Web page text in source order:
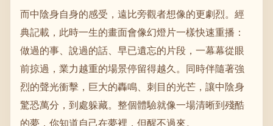
而中陰身自身的感受，遠比旁觀者想像的更劇烈。經
典記載，此時一生的畫面會像幻燈片一樣快速重播：
做過的事、說過的話、早已遺忘的片段，一幕幕從眼
前掠過，業力越重的場景停留得越久。同時伴隨著強
烈的聲光衝擊，巨大的轟鳴、刺目的光芒，讓中陰身
驚恐萬分，到處躲藏。整個體驗就像一場清晰到殘酷
的夢，你知道自己在夢裡，但醒不過來。